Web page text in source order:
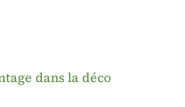
dans la déco